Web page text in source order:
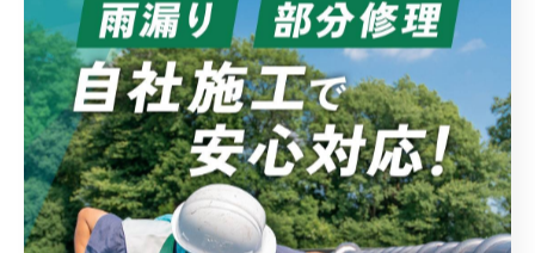
イルが人気です。
一人暮らしや共働き世帯は、掃除やメンテナンスが簡単
なクッションフロアやフロアタイルを選ぶと、日々の手
間が減り快適です。家族全員が集まるリビングでは、デ
ザイン性と耐久性を兼ね備えたフローリングが選ばれる
傾向にあります。